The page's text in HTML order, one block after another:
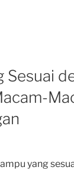
Sesuai
yang